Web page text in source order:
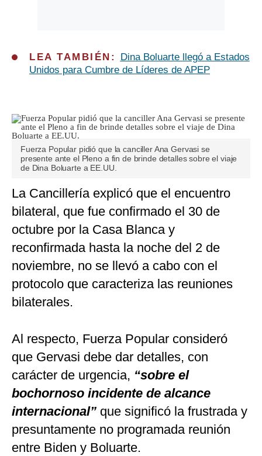
LEA TAMBIÉN:
Dina Boluarte llegó a Estados
Unidos para Cumbre de Líderes de APEP
Fuerza Popular pidió que la canciller Ana Gervasi se
presente ante el Pleno a fin de brinde detalles sobre el viaje
de Dina Boluarte a EE.UU.
La Cancillería explicó que el encuentro
bilateral, que fue confirmado el 30 de
octubre por la Casa Blanca y
reconfirmada hasta la noche del 2 de
noviembre, no se llevó a cabo con el
protocolo que caracteriza las reuniones
bilaterales.
Al respecto, Fuerza Popular consideró
que Gervasi debe dar detalles, con
carácter de urgencia, “sobre el
bochornoso incidente de alcance
internacional” que significó la frustrada y
presuntamente no programada reunión
entre Biden y Boluarte.